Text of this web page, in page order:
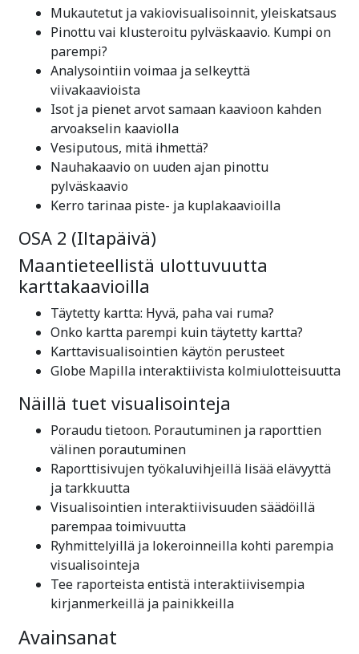
Mukautetut ja vakiovisualisoinnit, yleiskatsaus
Pinottu vai klusteroitu pylväskaavio. Kumpi on
parempi?
Analysointiin voimaa ja selkeyttä
viivakaavioista
Isot ja pienet arvot samaan kaavioon kahden
arvoakselin kaaviolla
Vesiputous, mitä ihmettä?
Nauhakaavio on uuden ajan pinottu
pylväskaavio
Kerro tarinaa piste- ja kuplakaavioilla
OSA 2 (Iltapäivä)
Maantieteellistä ulottuvuutta
karttakaavioilla
Täytetty kartta: Hyvä, paha vai ruma?
Onko kartta parempi kuin täytetty kartta?
Karttavisualisointien käytön perusteet
Globe Mapilla interaktiivista kolmiulotteisuutta
Näillä tuet visualisointeja
Poraudu tietoon. Porautuminen ja raporttien
välinen porautuminen
Raporttisivujen työkaluvihjeillä lisää elävyyttä
ja tarkkuutta
Visualisointien interaktiivisuuden säädöillä
parempaa toimivuutta
Ryhmittelyillä ja lokeroinneilla kohti parempia
visualisointeja
Tee raporteista entistä interaktiivisempia
kirjanmerkeillä ja painikkeilla
Avainsanat